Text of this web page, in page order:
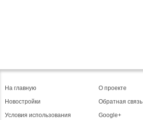
На главную
Новостройки
Условия использования
О проекте
Обратная связь
Google+